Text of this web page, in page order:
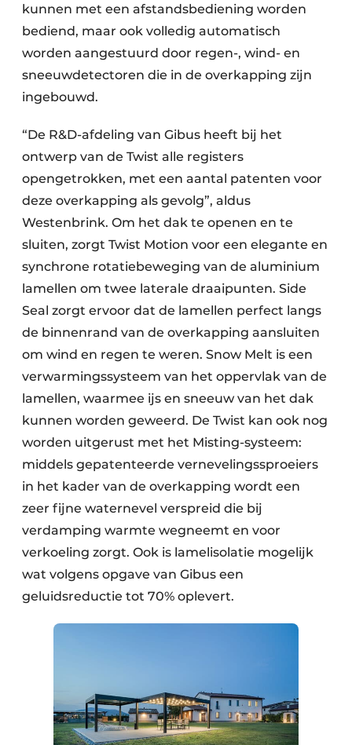
kunnen met een afstandsbediening worden
bediend, maar ook volledig automatisch
worden aangestuurd door regen-, wind- en
sneeuwdetectoren die in de overkapping zijn
ingebouwd.
“De R&D-afdeling van Gibus heeft bij het
ontwerp van de Twist alle registers
opengetrokken, met een aantal patenten voor
deze overkapping als gevolg”, aldus
Westenbrink. Om het dak te openen en te
sluiten, zorgt Twist Motion voor een elegante en
synchrone rotatiebeweging van de aluminium
lamellen om twee laterale draaipunten. Side
Seal zorgt ervoor dat de lamellen perfect langs
de binnenrand van de overkapping aansluiten
om wind en regen te weren. Snow Melt is een
verwarmingssysteem van het oppervlak van de
lamellen, waarmee ijs en sneeuw van het dak
kunnen worden geweerd. De Twist kan ook nog
worden uitgerust met het Misting-systeem:
middels gepatenteerde vernevelingssproeiers
in het kader van de overkapping wordt een
zeer fijne waternevel verspreid die bij
verdamping warmte wegneemt en voor
verkoeling zorgt. Ook is lamelisolatie mogelijk
wat volgens opgave van Gibus een
geluidsreductie tot 70% oplevert.